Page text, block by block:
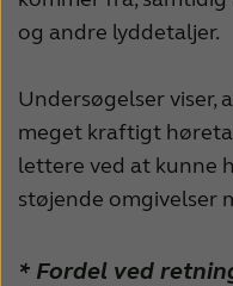
og andre lyddetaljer.
Undersøgelser viser,
meget kraftigt
lettere ved at kunne
støjende omgivelser
* Fordel ved